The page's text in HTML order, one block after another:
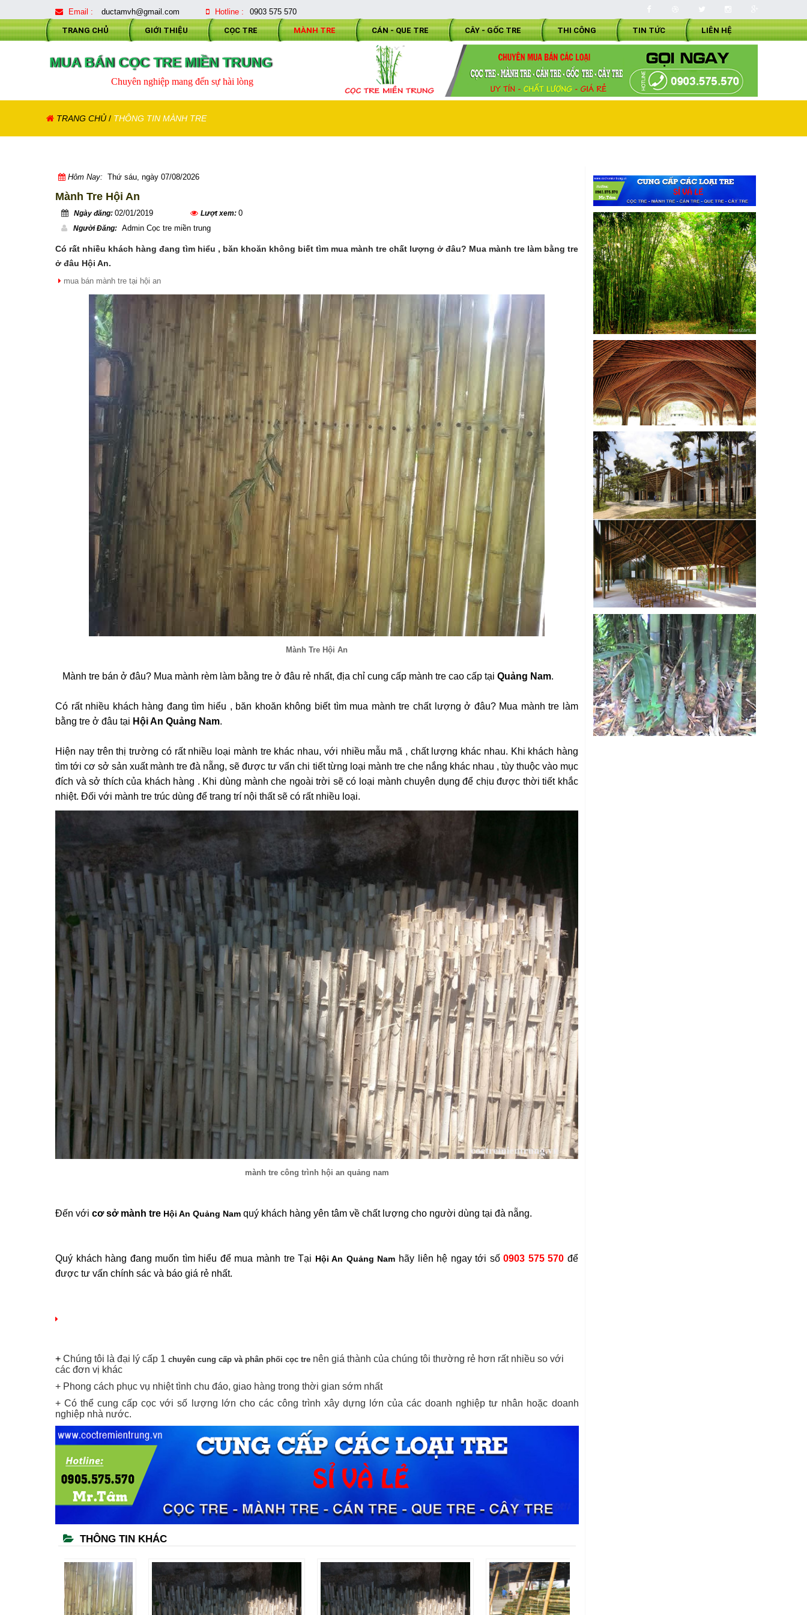
Email : ductamvh@gmail.com Hotline : 0903 575 570
TRANG CHỦ GIỚI THIỆU CỌC TRE MÀNH TRE CÁN - QUE TRE CÂY - GỐC TRE THI CÔNG TIN TỨC LIÊN HỆ
MUA BÁN CỌC TRE MIỀN TRUNG
Chuyên nghiệp mang đến sự hài lòng
TRANG CHỦ / THÔNG TIN MÀNH TRE
Hôm Nay: Thứ sáu, ngày 07/08/2026
Mành Tre Hội An
Ngày đăng: 02/01/2019 Lượt xem:0
Người Đăng: Admin Cọc tre miền trung
Có rất nhiều khách hàng đang tìm hiểu , băn khoăn không biết tìm mua mành tre chất lượng ở đâu? Mua mành tre làm bằng tre
ở đâu Hội An.
mua bán mành tre tại hội an
Mành Tre Hội An
Mành tre bán ở đâu? Mua mành rèm làm bằng tre ở đâu rẻ nhất, địa chỉ cung cấp mành tre cao cấp tại Quảng Nam.
Có rất nhiều khách hàng đang tìm hiểu , băn khoăn không biết tìm mua mành tre chất lượng ở đâu? Mua mành tre làm
bằng tre ở đâu tại Hội An Quảng Nam.
Hiện nay trên thị trường có rất nhiều loại mành tre khác nhau, với nhiều mẫu mã , chất lượng khác nhau. Khi khách hàng
tìm tới cơ sở sản xuất mành tre đà nẵng, sẽ được tư vấn chi tiết từng loại mành tre che nắng khác nhau , tùy thuộc vào mục
đích và sở thích của khách hàng . Khi dùng mành che ngoài trời sẽ có loại mành chuyên dụng để chịu được thời tiết khắc
nhiệt. Đối với mành tre trúc dùng để trang trí nội thất sẽ có rất nhiều loại.
mành tre công trình hội an quảng nam
Đến với cơ sở mành tre Hội An Quảng Nam quý khách hàng yên tâm về chất lượng cho người dùng tại đà nẵng.
Quý khách hàng đang muốn tìm hiểu để mua mành tre Tại Hội An Quảng Nam hãy liên hệ ngay tới số0903 575 570để
được tư vấn chính sác và báo giá rẻ nhất.
+ Chúng tôi là đại lý cấp 1 chuyên cung cấp và phân phối cọc tre nên giá thành của chúng tôi thường rẻ hơn rất nhiều so với
các đơn vị khác
+ Phong cách phục vụ nhiệt tình chu đáo, giao hàng trong thời gian sớm nhất
+ Có thể cung cấp cọc với số lượng lớn cho các công trình xây dựng lớn của các doanh nghiệp tư nhân hoặc doanh
nghiệp nhà nước.
THÔNG TIN KHÁC